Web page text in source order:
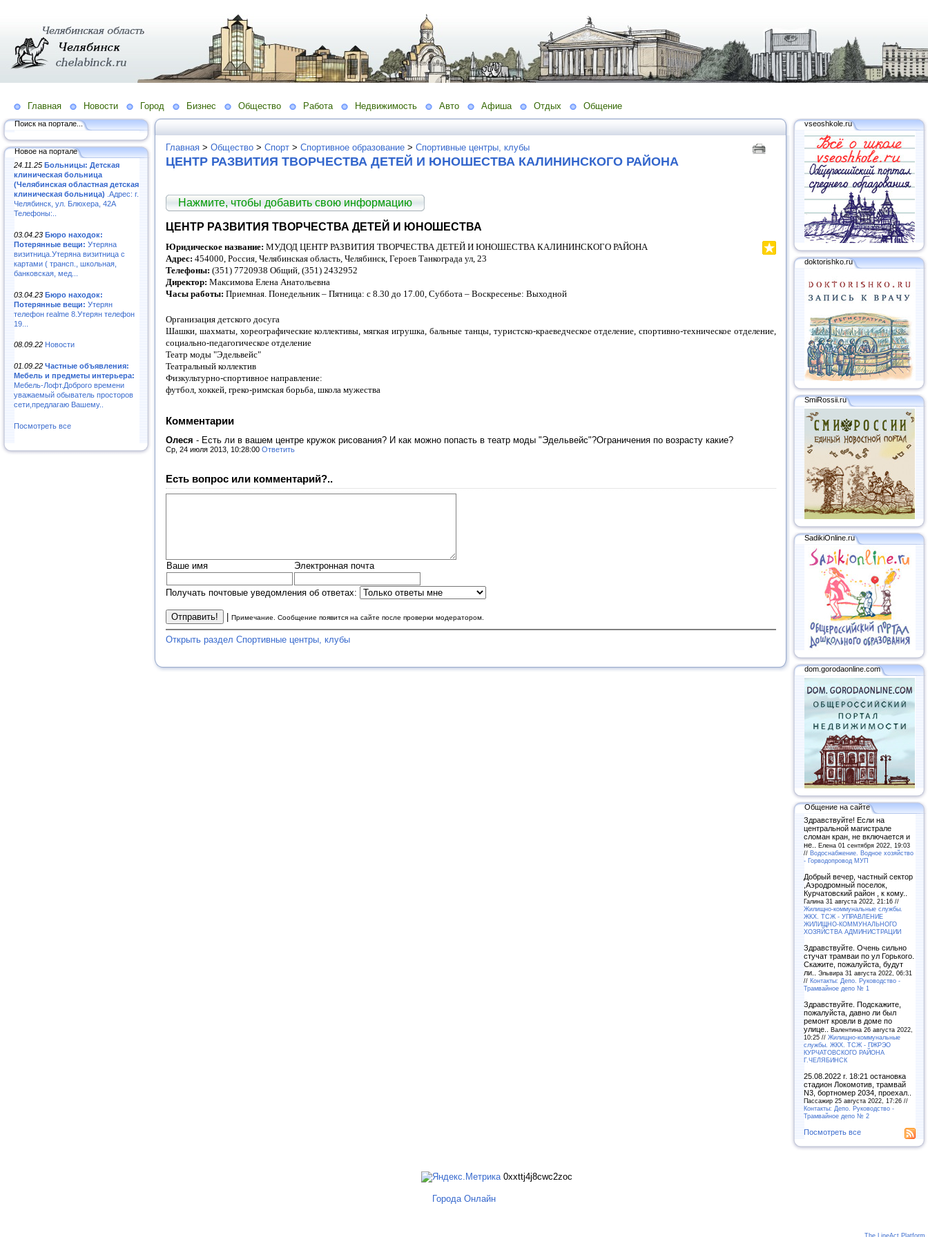
Главная Новости Город Бизнес Общество Работа Недвижимость Авто Афиша Отдых Общение
Поиск на портале...
Новое на портале
24.11.25 Больницы: Детская
клиническая больница
(Челябинская областная детская
клиническая больница) .Адрес: г.
Челябинск, ул. Блюхера, 42А
Телефоны:..
03.04.23 Бюро находок:
Потерянные вещи: Утеряна
визитница.Утеряна визитница с
картами ( трансп., школьная,
банковская, мед...
03.04.23 Бюро находок:
Потерянные вещи: Утерян
телефон realme 8.Утерян телефон
19...
08.09.22 Новости
01.09.22 Частные объявления:
Мебель и предметы интерьера:
Мебель-Лофт.Доброго времени
уважаемый обыватель просторов
сети,предлагаю Вашему..
Посмотреть все
Главная > Общество > Спорт > Спортивное образование > Спортивные центры, клубы
ЦЕНТР РАЗВИТИЯ ТВОРЧЕСТВА ДЕТЕЙ И ЮНОШЕСТВА КАЛИНИНСКОГО РАЙОНА
Нажмите, чтобы добавить свою информацию
ЦЕНТР РАЗВИТИЯ ТВОРЧЕСТВА ДЕТЕЙ И ЮНОШЕСТВА
Юридическое название: МУДОД ЦЕНТР РАЗВИТИЯ ТВОРЧЕСТВА ДЕТЕЙ И ЮНОШЕСТВА КАЛИНИНСКОГО РАЙОНА
Адрес: 454000, Россия, Челябинская область, Челябинск, Героев Танкограда ул, 23
Телефоны: (351) 7720938 Общий, (351) 2432952
Директор: Максимова Елена Анатольевна
Часы работы: Приемная. Понедельник – Пятница: с 8.30 до 17.00, Суббота – Воскресенье: Выходной
Организация детского досуга
Шашки, шахматы, хореографические коллективы, мягкая игрушка, бальные танцы, туристско-краеведческое отделение, спортивно-техническое отделение,
социально-педагогическое отделение
Театр моды "Эдельвейс"
Театральный коллектив
Физкультурно-спортивное направление:
футбол, хоккей, греко-римская борьба, школа мужества
Комментарии
Олеся - Есть ли в вашем центре кружок рисования? И как можно попасть в театр моды "Эдельвейс"?Ограничения по возрасту какие?
Ср, 24 июля 2013, 10:28:00 Ответить
Есть вопрос или комментарий?..
Ваше имя Электронная почта
Получать почтовые уведомления об ответах:
Примечание. Сообщение появится на сайте после проверки модератором.
Открыть раздел Спортивные центры, клубы
vseoshkole.ru
doktorishko.ru
SmiRossii.ru
SadikiOnline.ru
dom.gorodaonline.com
Общение на сайте
Здравствуйте! Если на
центральной магистрале
сломан кран, не включается и
не.. Елена 01 сентября 2022, 19:03
// Водоснабжение. Водное хозяйство
- Горводопровод МУП
Добрый вечер, частный сектор
,Аэродромный поселок,
Курчатовский район , к кому..
Галина 31 августа 2022, 21:16 //
Жилищно-коммунальные службы.
ЖКХ. ТСЖ - УПРАВЛЕНИЕ
ЖИЛИЩНО-КОММУНАЛЬНОГО
ХОЗЯЙСТВА АДМИНИСТРАЦИИ
Здравствуйте. Очень сильно
стучат трамваи по ул Горького.
Скажите, пожалуйста, будут
ли.. Эльвира 31 августа 2022, 06:31
// Контакты: Депо. Руководство -
Трамвайное депо № 1
Здравствуйте. Подскажите,
пожалуйста, давно ли был
ремонт кровли в доме по
улице.. Валентина 26 августа 2022,
10:25 // Жилищно-коммунальные
службы. ЖКХ. ТСЖ - ПЖРЭО
КУРЧАТОВСКОГО РАЙОНА
Г.ЧЕЛЯБИНСК
25.08.2022 г. 18:21 остановка
стадион Локомотив, трамвай
N3, бортномер 2034, проехал..
Пассажир 25 августа 2022, 17:26 //
Контакты: Депо. Руководство -
Трамвайное депо № 2
Посмотреть все
0xxttj4j8cwc2zoc
Города Онлайн
The LineAct Platform